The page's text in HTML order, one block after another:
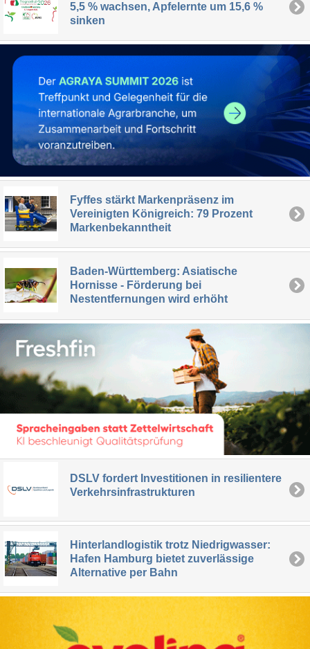
5,5 % wachsen, Apfelernte um 15,6 %
sinken
Fyffes stärkt Markenpräsenz im
Vereinigten Königreich: 79 Prozent
Markenbekanntheit
Baden-Württemberg: Asiatische
Hornisse - Förderung bei
Nestentfernungen wird erhöht
DSLV fordert Investitionen in resilientere
Verkehrsinfrastrukturen
Hinterlandlogistik trotz Niedrigwasser:
Hafen Hamburg bietet zuverlässige
Alternative per Bahn